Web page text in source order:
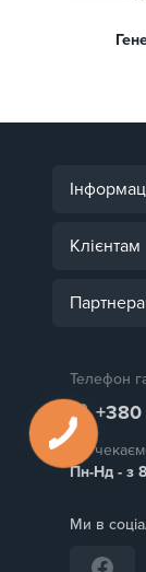
Клієнтам
Телефон
Ми
Пн-Нд - з
Ми в